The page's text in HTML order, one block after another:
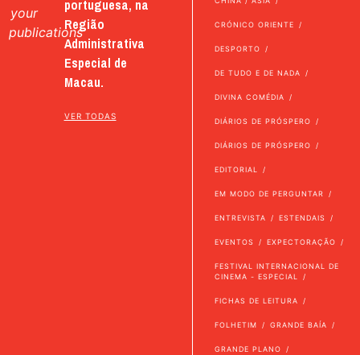
your
publications
portuguesa, na
Região
Administrativa
Especial de
Macau.
VER TODAS
CRÓNICO ORIENTE
DESPORTO
DE TUDO E DE NADA
DIVINA COMÉDIA
DIÁRIOS DE PRÓSPERO
DIÁRIOS DE PRÓSPERO
EDITORIAL
EM MODO DE PERGUNTAR
ENTREVISTA ESTENDAIS
EVENTOS EXPECTORAÇÃO
FESTIVAL INTERNACIONAL DE
CINEMA - ESPECIAL
FICHAS DE LEITURA
FOLHETIM GRANDE BAÍA
GRANDE PLANO